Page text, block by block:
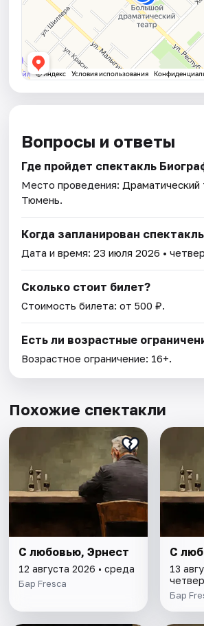
Вопросы и ответы
Где пройдет спектакль
Место проведения: Драматический
Тюмень.
Когда запланирован
Дата и время:23 июля 2026 •
Сколько стоит билет?
Стоимость билета: от 500 ₽.
Есть ли возрастные
Возрастное ограничение: 16+.
Похожие спектакли
С любовью, Эрнест
12 августа 2026 • среда
Бар Fresca
С
13
Бар